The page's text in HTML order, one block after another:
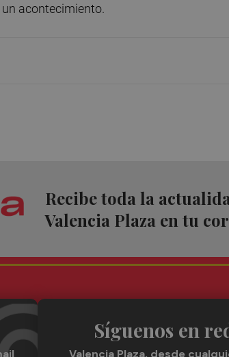
acontecimiento.
Recibe toda la
Valencia Plaza en tu
Síguenos en
Valencia Plaza, desde